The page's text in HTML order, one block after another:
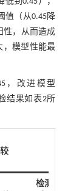
值（从0.45降
性，从而造成
，模型性能最
，改进模型
结果如表2所
检测